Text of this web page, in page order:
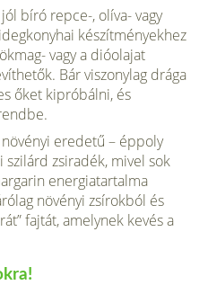
bíró repce-, olíva- vagy
készítményekhez
vagy a dióolajat
Bár vi­szonylag drága
őket kipróbálni, és
eredetű – éppoly
zsiradék, mivel sok
energiatartalma
növényi zsírokból és
fajtát, amelynek kevés a